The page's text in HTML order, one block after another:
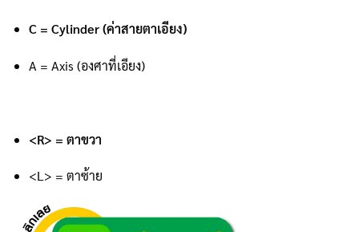
C = Cylinder (ค่าสายตาเอียง)
A = Axis (องศาที่เอียง)
<R> = ตาขวา
<L> = ตาซ้าย